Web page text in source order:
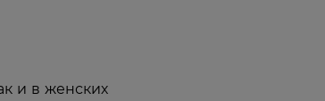
и в женских